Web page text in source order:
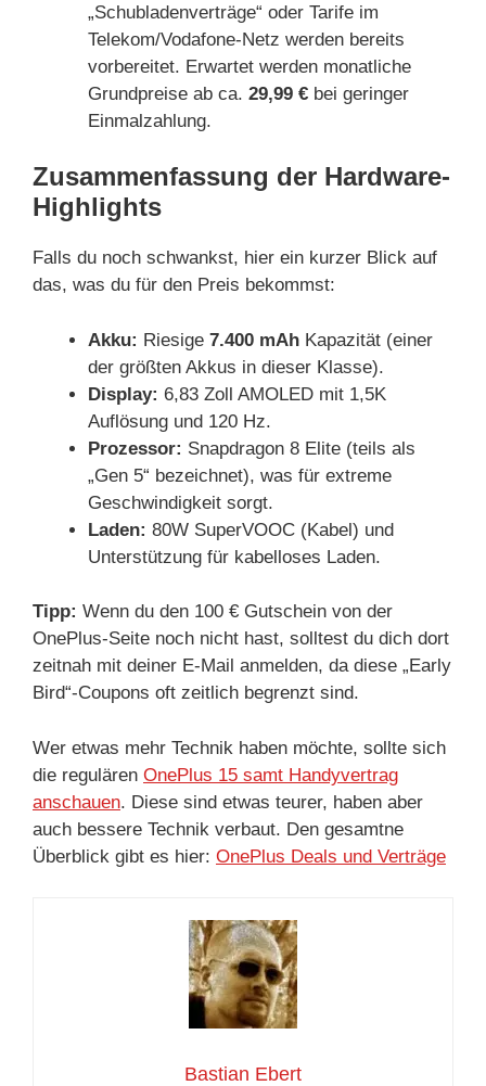
„Schubladenverträge“ oder Tarife im
Telekom/Vodafone-Netz werden bereits
vorbereitet. Erwartet werden monatliche
Grundpreise ab ca. 29,99 € bei geringer
Einmalzahlung.
Zusammenfassung der Hardware-
Highlights
Falls du noch schwankst, hier ein kurzer Blick auf
das, was du für den Preis bekommst:
Akku: Riesige 7.400 mAh Kapazität (einer
der größten Akkus in dieser Klasse).
Display: 6,83 Zoll AMOLED mit 1,5K
Auflösung und 120 Hz.
Prozessor: Snapdragon 8 Elite (teils als
„Gen 5“ bezeichnet), was für extreme
Geschwindigkeit sorgt.
Laden: 80W SuperVOOC (Kabel) und
Unterstützung für kabelloses Laden.
Tipp: Wenn du den 100 € Gutschein von der
OnePlus-Seite noch nicht hast, solltest du dich dort
zeitnah mit deiner E-Mail anmelden, da diese „Early
Bird“-Coupons oft zeitlich begrenzt sind.
Wer etwas mehr Technik haben möchte, sollte sich
die regulären OnePlus 15 samt Handyvertrag
anschauen. Diese sind etwas teurer, haben aber
auch bessere Technik verbaut. Den gesamtne
Überblick gibt es hier: OnePlus Deals und Verträge
Bastian Ebert